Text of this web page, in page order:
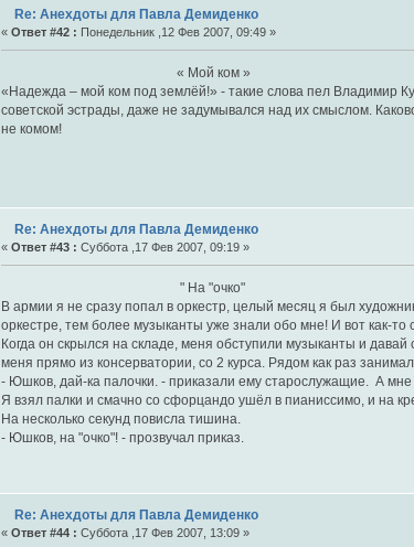
Re: Анехдоты для Павла Демиденко
« Ответ #42 : Понедельник ,12 Фев 2007, 09:49 »
« Мой ком »
«Надежда – мой ком под землёй!» - такие слова пел Владимир
советской эстрады, даже не задумывался над их смыслом.
не комом!
Re: Анехдоты для Павла Демиденко
« Ответ #43 : Суббота ,17 Фев 2007, 09:19 »
" На "очко"
В армии я не сразу попал в оркестр, целый месяц я был
оркестре, тем более музыканты уже знали обо мне! И вот как-
Когда он скрылся на складе, меня обступили музыканты и
меня прямо из консерватории, со 2 курса. Рядом как раз
- Юшков, дай-ка палочки. - приказали ему старослужащие. А
Я взял палки и смачно со сфорцандо ушёл в пианиссимо, и на
На несколько секунд повисла тишина.
- Юшков, на "очко"! - прозвучал приказ.
Re: Анехдоты для Павла Демиденко
« Ответ #44 : Суббота ,17 Фев 2007, 13:09 »